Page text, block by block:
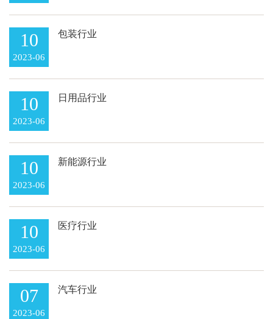
10
2023-06
包装行业
10
2023-06
日用品行业
10
2023-06
新能源行业
10
2023-06
医疗行业
07
2023-06
汽车行业